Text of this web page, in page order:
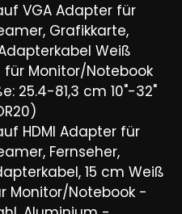
VGA Adapter für
Grafikkarte,
Weiß
Monitor/Notebook
25.4-81,3 cm 10"-32"
HDMI Adapter für
Fernseher,
15 cm Weiß
Monitor/Notebook -